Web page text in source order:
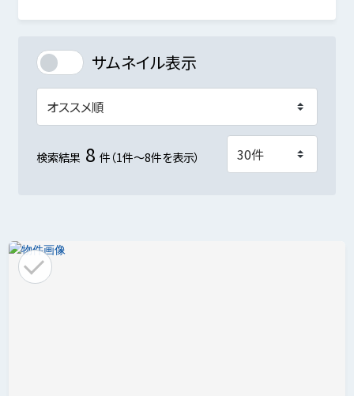
サムネイル表示
検索結果 8 件（1件～8件を表示）